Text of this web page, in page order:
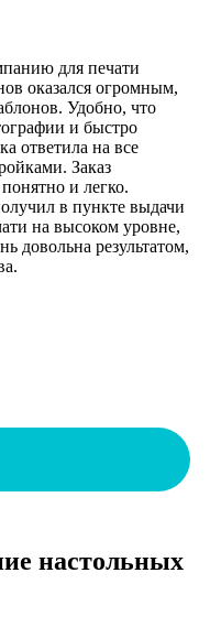
для печати
оказался огромным,
Удобно, что
и быстро
ответила на все
Заказ
и легко.
в пункте выдачи
на высоком уровне,
довольна результатом,
настольных